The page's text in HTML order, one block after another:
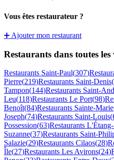
Vous êtes restaurateur ?
➕ Ajouter mon restaurant
Restaurants dans toutes
Restaurants Saint-Paul(307)
Pierre(219)Restaurants Saint-Denis(
Tampon(144)Restaurants Saint-
Leu(118)Restaurants Le Port(98)
Benoît(84)Restaurants Sainte-Marie
Joseph(74)Restaurants Saint-Louis(
Possession(63)Restaurants
Suzanne(37)Restaurants Saint-
Salazie(29)Restaurants Cilaos(28)
Île(27)Restaurants Les Avirons(24)